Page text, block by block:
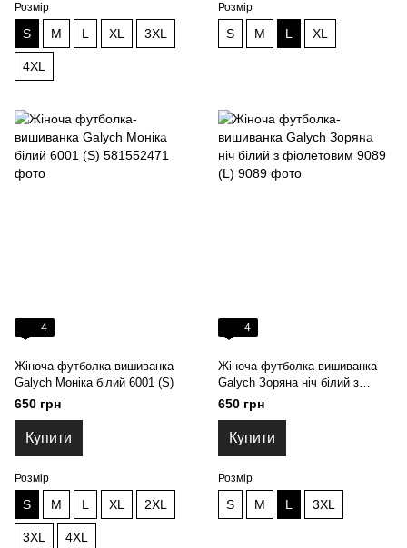
Розмір
S M L XL 3XL
4XL
Розмір
S M L XL
4
Жіноча футболка-вишиванка
Galych Моніка білий 6001 (S)
650 грн
Купити
Розмір
S M L XL 2XL
3XL 4XL
4
Жіноча футболка-вишиванка
Galych Зоряна ніч білий з
фіолетовим 9089 (L)
650 грн
Купити
Розмір
S M L 3XL